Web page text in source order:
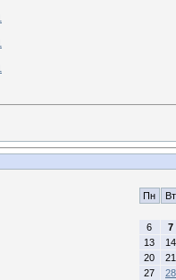
Пн Вт
6
7
13
14
20
21
27
28